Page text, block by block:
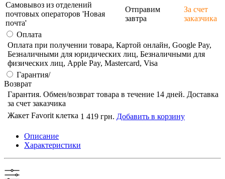
Самовывоз из отделений
почтовых операторов 'Новая
почта'
Отправим
завтра
За счет
заказчика
Оплата
Оплата при получении товара, Картой онлайн, Google Pay,
Безналичными для юридических лиц, Безналичными для
физических лиц, Apple Pay, Mastercard, Visa
Гарантия/
Возврат
Гарантия. Обмен/возврат товара в течение 14 дней. Доставка
за счет заказчика
Жакет Favorit клетка 1 419 грн. Добавить в корзину
Описание
Характеристики